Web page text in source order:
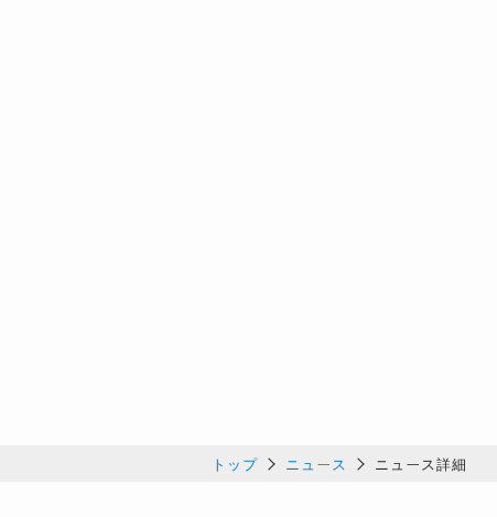
トップ ニュース ニュース詳細